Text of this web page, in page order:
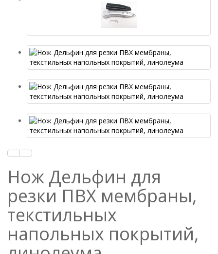
Нож Дельфин для
резки ПВХ мембраны,
текстильных
напольных покрытий,